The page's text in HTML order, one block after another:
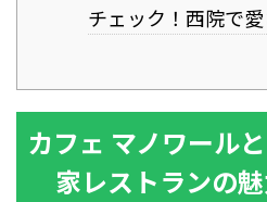
チェック！西院で
カフェ マノワール
家レストランの